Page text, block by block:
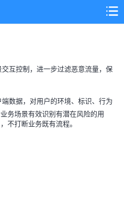
互控制，进一步过滤恶意流量，保
数据，对用户的环境、标识、行为
务场景有效识别有潜在风险的用
不打断业务既有流程。